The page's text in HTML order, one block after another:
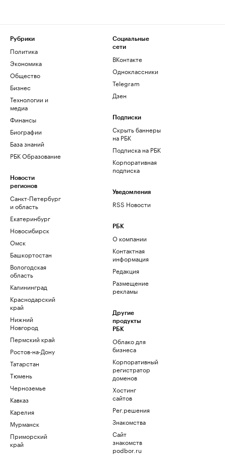
Рубрики
Политика
Экономика
Общество
Бизнес
Технологии и
медиа
Финансы
Биографии
База знаний
РБК Образование
Новости
регионов
Санкт-Петербург
и область
Екатеринбург
Новосибирск
Омск
Башкортостан
Вологодская
область
Калининград
Краснодарский
край
Нижний
Новгород
Пермский край
Ростов-на-Дону
Татарстан
Тюмень
Черноземье
Кавказ
Карелия
Мурманск
Приморский
край
Социальные
сети
ВКонтакте
Одноклассники
Telegram
Дзен
Подписки
Скрыть баннеры
на РБК
Подписка на РБК
Корпоративная
подписка
Уведомления
RSS Новости
РБК
О компании
Контактная
информация
Редакция
Размещение
рекламы
Другие
продукты
РБК
Облако для
бизнеса
Корпоративный
регистратор
доменов
Хостинг
сайтов
Рег.решения
Знакомства
Сайт
знакомств
podbor.ru